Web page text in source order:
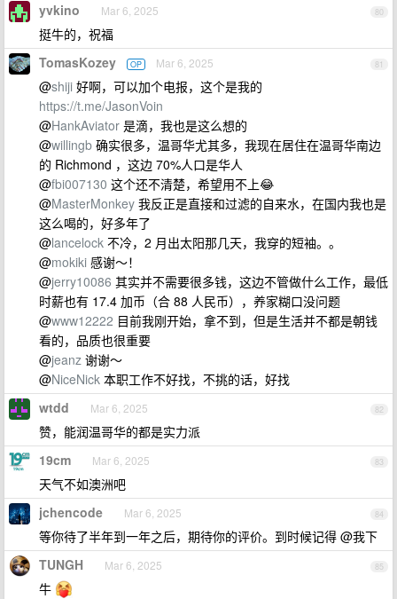
80
yvkino Mar 6, 2025
挺牛的，祝福
81
TomasKozey OP Mar 6, 2025
@shiji 好啊，可以加个电报，这个是我的
https://t.me/JasonVoin
@HankAviator 是滴，我也是这么想的
@willingb 确实很多，温哥华尤其多，我现在居住在温哥华南边
的 Richmond ，这边 70%人口是华人
@fbi007130 这个还不清楚，希望用不上😂
@MasterMonkey 我反正是直接和过滤的自来水，在国内我也是
这么喝的，好多年了
@lancelock 不冷，2 月出太阳那几天，我穿的短袖。。
@mokiki 感谢～！
@jerry10086 其实并不需要很多钱，这边不管做什么工作，最低
时薪也有 17.4 加币（合 88 人民币），养家糊口没问题
@www12222 目前我刚开始，拿不到，但是生活并不都是朝钱
看的，品质也很重要
@jeanz 谢谢～
@NiceNick 本职工作不好找，不挑的话，好找
82
wtdd Mar 6, 2025
赞，能润温哥华的都是实力派
83
19cm Mar 6, 2025
天气不如澳洲吧
84
jchencode Mar 6, 2025
等你待了半年到一年之后，期待你的评价。到时候记得 @我下
85
TUNGH Mar 6, 2025
牛